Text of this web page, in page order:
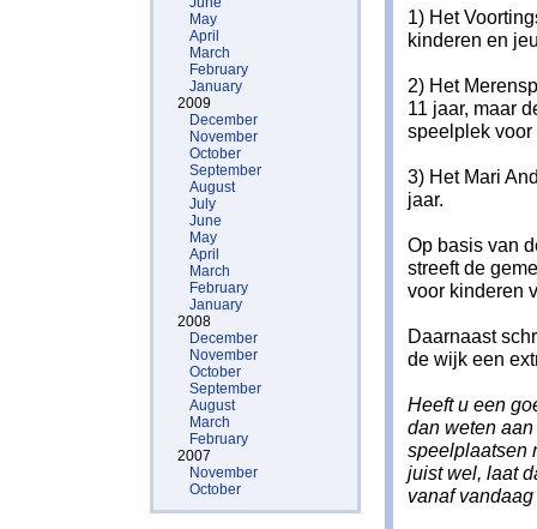
May
April
March
February
January
2009
December
November
October
September
August
July
June
May
April
March
February
January
2008
December
November
October
September
August
March
February
2007
November
October
1) Het
kinderen en
2) Het
11 jaar, maar
speelplek voor
3) Het Mari
jaar.
Op basis van
streeft de
voor kinderen
Daarnaast
de wijk een
Heeft u een
dan weten
speelplaatsen
juist wel, laat
vanaf